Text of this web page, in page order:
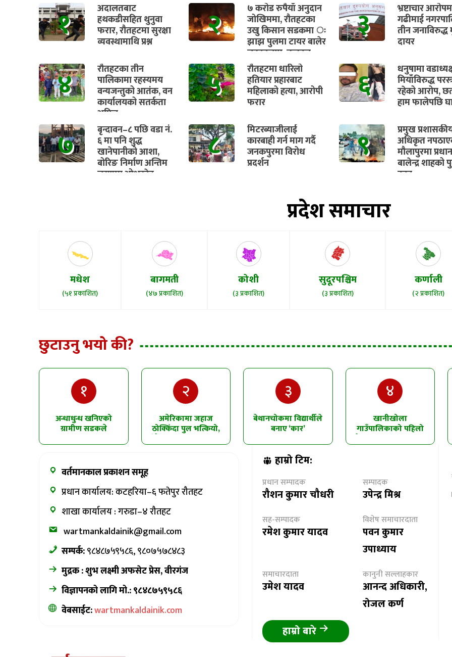
१ अदालतबाट
हथकडीसहित थुनुवा
फरार, रौतहटमा सुरक्षा
व्यवस्थामाथि प्रश्न २ ७ करोड रुपैयाँ अनुदान
जोखिममा, रौतहटका
उखु किसान सडकमा ः
झाझ पुलमा टायर बालेर
चक्काजाम, तत्काल
भुक्तानी सुनिश्चित गर्न
माग
३ भ्रष्टाचार
गढीमाई
तीन जनाविरुद्ध
दायर
४ रौतहटका तीन
पालिकामा रहस्यमय
वन्यजन्तुको आतंक, वन
कार्यालयको सतर्कता
अपिल
५ रौतहटमा धारिलो
हतियार प्रहारबाट
महिलाको हत्या, आरोपी
फरार ६ धनुषामा
मियाँविरुद्ध
रहेको आरोप,
हाम फालेपछि
७ बृन्दावन–८ पछि वडा नं.
६ मा पनि शुद्ध
खानेपानीको आशा,
बोरिङ निर्माण अन्तिम
चरणमा ओभरहेड
८ मिटरब्याजीलाई
कारबाही गर्न माग गर्दै
जनकपुरमा विरोध
प्रदर्शन ९ प्रमुख
अधिकृत
मौलापुरमा
बालेन्द्र शाहको
दहन
प्रदेश समाचार
मधेश
(५१ प्रकाशित)
बागमती
(४७ प्रकाशित)
कोशी
(३ प्रकाशित)
सुदूरपश्चिम
(३ प्रकाशित)
कर्णाली
(२ प्रकाशित)
छुटाउनु भयो की?
१
अन्धाधुन्ध खनिएको
ग्रामीण सडकले
खसेको शंका
२
अमेरिकामा जहाज
ठोक्किँदा पुल भत्कियो,
खसे
३
बेथानचोकमा विद्यार्थीले
बनाए ‘कार’
४
खानीखोला
गाउँपालिकाको पहिलो
वर्तमानकाल प्रकाशन समूह
प्रधान कार्यालय: कटहरिया–६ फतेपुर रौतहट
शाखा कार्यालय : गरुडा–४ रौतहट
wartmankaldainik@gmail.com
सम्पर्क:९८४८७५९५८६, ९८०७५७८४८३
मुद्रक : शुभ लक्ष्मी अफसेट प्रेस, वीरगंज
विज्ञापनको लागि मो.: ९८४८७५९५८६
वेबसाईट:wartmankaldainik.com
हाम्रो टिम:
प्रधान सम्पादक
रौशन कुमार चौधरी
सम्पादक
उपेन्द्र मिश्र
सह-सम्पादक
रमेश कुमार यादव
विशेष समाचारदाता
पवन कुमार
उपाध्याय
समाचारदाता
उमेश यादव
कानुनी सल्लाहकार
आनन्द अधिकारी,
रोजल कर्ण
हाम्रो बारे